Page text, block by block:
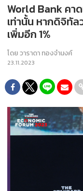
World Bank คา
เท่านั้น หากดิจิทัล
เพิ่มอีก 1%
โดยวาราดา ทองจำนงค์
23.11.2023